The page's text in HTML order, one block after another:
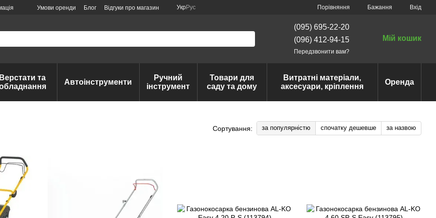
Умови оренди Блог Відгуки про магазин УкрРус Порівняння Бажання Вхід
(095) 695-22-20
(096) 412-94-15
Передзвонити вам?
Мій кошик
та
Автоінструменти
Ручний
інструмент
Товари для
саду та дому
Витратні матеріали,
аксесуари, кріплення
Оренда
Сортування: за популярністю спочатку дешевше за назвою